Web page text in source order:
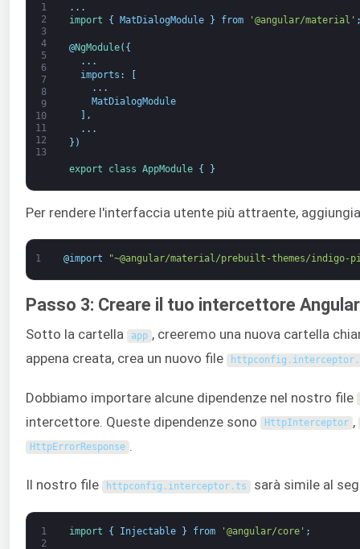
1
2
3
4
5
6
7
8
9
10
11
12
13
. . .
import
{ MatDialogModule } from '@angular/material'
@NgModule( {
. . .
imports :
[
. . .
MatDialogModule
,
. . .
} )
export class AppModule { }
Per rendere l'interfaccia utente più attraente,
1 @import "~@angular/material/prebuilt-themes/indigo-
Passo 3: Creare il tuo intercettore Angular
Sotto la cartella app , creeremo una nuova cartella
appena creata, crea un nuovo file
httpconfig . interceptor.
Dobbiamo importare alcune dipendenze nel nostro file
intercettore. Queste dipendenze sono
HttpInterceptor ,
HttpErrorResponse .
Il nostro file httpconfig . interceptor.ts sarà simile al
1
2
import { Injectable } from '@angular/core' ;